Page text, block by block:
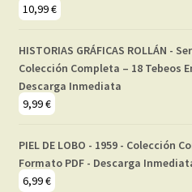
10,99€
HISTORIAS GRÁFICAS ROLLÁN -
Colección Completa – 18 Tebeos
Descarga Inmediata
9,99€
PIEL DE LOBO - 1959 - Colección
Formato PDF - Descarga
6,99€